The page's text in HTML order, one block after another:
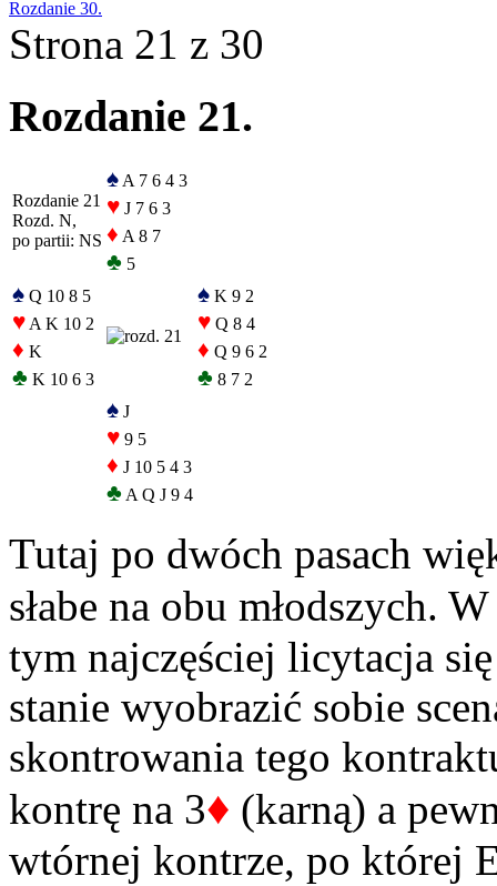
Rozdanie 30.
Strona 21 z 30
Rozdanie 21.
Rozdanie 21
Rozd. N,
po partii: NS
♠ A 7 6 4 3
♥ J 7 6 3
♦ A 8 7
♣ 5
♠ Q 10 8 5
♥ A K 10 2
♦ K
♣ K 10 6 3
♠ K 9 2
♥ Q 8 4
♦ Q 9 6 2
♣ 8 7 2
♠ J
♥ 9 5
♦ J 10 5 4 3
♣ A Q J 9 4
Tutaj po dwóch pasach
słabe na obu młodszych.
tym najczęściej licytacja
stanie wyobrazić sobie
skontrowania tego
kontrę na 3♦ (karną) a
wtórnej kontrze, po której